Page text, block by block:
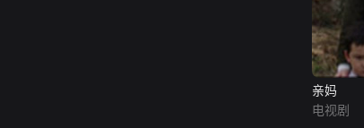
亲妈
电视剧